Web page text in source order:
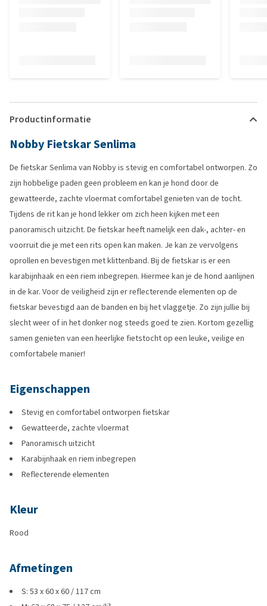
Productinformatie
Nobby Fietskar Senlima
De fietskar Senlima van Nobby is stevig en comfortabel ontworpen. Zo
zijn hobbelige paden geen probleem en kan je hond door de
gewatteerde, zachte vloermat comfortabel genieten van de tocht.
Tijdens de rit kan je hond lekker om zich heen kijken met een
panoramisch uitzicht. De fietskar heeft namelijk een dak-, achter- en
voorruit die je met een rits open kan maken. Je kan ze vervolgens
oprollen en bevestigen met klittenband. Bij de fietskar is er een
karabijnhaak en een riem inbegrepen. Hiermee kan je de hond aanlijnen
in de kar. Voor de veiligheid zijn er reflecterende elementen op de
fietskar bevestigd aan de banden en bij het vlaggetje. Zo zijn jullie bij
slecht weer of in het donker nog steeds goed te zien. Kortom gezellig
samen genieten van een heerlijke fietstocht op een leuke, veilige en
comfortabele manier!
Eigenschappen
Stevig en comfortabel ontworpen fietskar
Gewatteerde, zachte vloermat
Panoramisch uitzicht
Karabijnhaak en riem inbegrepen
Reflecterende elementen
Kleur
Rood
Afmetingen
S: 53 x 60 x 60 / 117 cm